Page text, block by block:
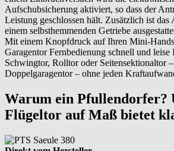
Aufschubsicherung aktiviert, so dass der
Leistung geschlossen hält. Zusätzlich ist das
einem selbsthemmenden Getriebe
Mit einem Knopfdruck auf Ihren Mini-
Garagentor Fernbedienung schnell und leise
Schwingtor, Rolltor oder Seitensektionaltor
Doppelgaragentor – ohne jeden
Warum ein Pfullendorfer?
Flügeltor auf Maß bietet